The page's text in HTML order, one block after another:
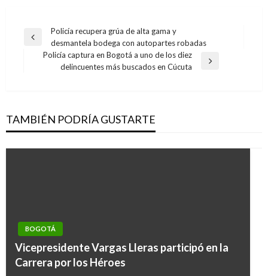
Navegación
entradas
Entrada
anterior
Policía recupera grúa de alta gama y
desmantela bodega con autopartes robadas
Entrada
Policía captura en Bogotá a uno de los diez
delincuentes más buscados en Cúcuta
TAMBIÉN PODRÍA GUSTARTE
BOGOTÁ
Vicepresidente Vargas Lleras participó en la
Carrera por los Héroes